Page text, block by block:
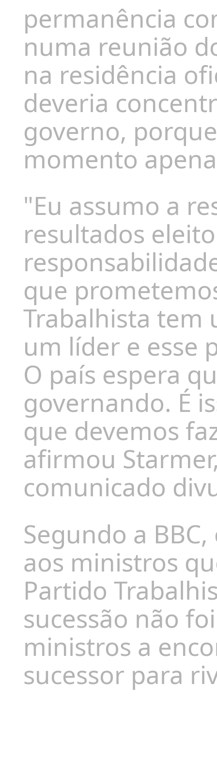
permanência
numa reunião
na residência
deveria
governo,
momento
"Eu assumo a
resultados
que
Trabalhista tem
um líder e esse
O país espera
governando. É
que devemos
afirmou
comunicado
Segundo a
aos ministros
Partido
sucessão não
ministros a
sucessor para